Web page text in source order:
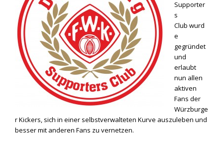
Supporter
s
Club wurd
e
gegründet
und
erlaubt
nun allen
aktiven
Fans der
Würzburge
r Kickers, sich in einer selbstverwalteten Kurve auszuleben und
besser mit anderen Fans zu vernetzen.